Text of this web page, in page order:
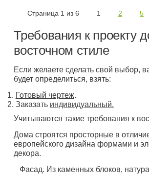
Страница 1 из 6 1 2 5
Требования к проекту
восточном стиле
Если желаете сделать свой выбор,
будет определиться, взять:
Готовый чертеж.
Заказать индивидуальный.
Учитываются такие требования к
Дома строятся просторные в
европейского дизайна формами и
декора.
Фасад. Из каменных блоков,